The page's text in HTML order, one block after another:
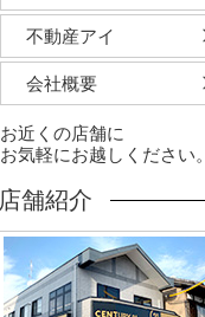
不動産アイ
会社概要
お近くの店舗に
お気軽にお越しください。
店舗紹介